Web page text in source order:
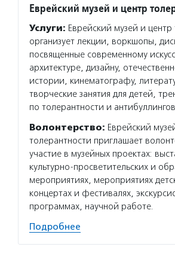
Еврейский музей и центр
Услуги: Еврейский музей и центр
организует лекции, воркшопы,
посвященные современному
архитектуре, дизайну,
истории, кинематографу,
творческие занятия для детей,
по толерантности и
Волонтерство: Еврейский
толерантности приглашает
участие в музейных проектах:
культурно-просветительских и
мероприятиях, мероприятиях
концертах и фестивалях,
программах, научной работе.
Подробнее